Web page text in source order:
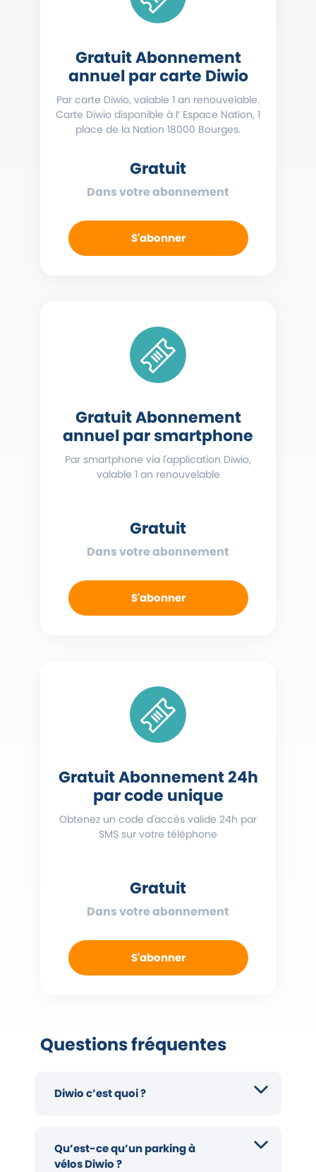
Gratuit Abonnement
annuel par carte Diwio
Par carte Diwio, valable 1 an renouvelable.
Carte Diwio disponible à l’ Espace Nation, 1
place de la Nation 18000 Bourges.
Gratuit
Dans votre abonnement
S'abonner
Gratuit Abonnement
annuel par smartphone
Par smartphone via l'application Diwio,
valable 1 an renouvelable
Gratuit
Dans votre abonnement
S'abonner
Gratuit Abonnement 24h
par code unique
Obtenez un code d'accès valide 24h par
SMS sur votre téléphone
Gratuit
Dans votre abonnement
S'abonner
Questions fréquentes
Diwio c’est quoi ?
Qu’est-ce qu’un parking à
vélos Diwio ?